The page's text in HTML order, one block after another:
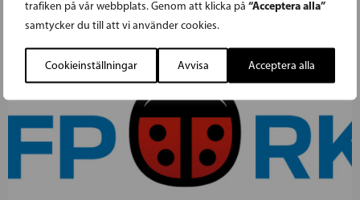
trafiken på vår webbplats. Genom att klicka på “Acceptera alla”
samtycker du till att vi använder cookies.
Cookieinställningar Avvisa Acceptera alla